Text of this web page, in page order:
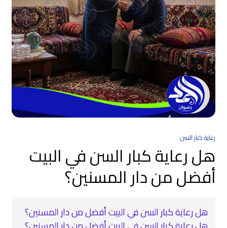
رعاية كبار السن
هل رعاية كبار السن في البيت
أفضل من دار المسنين؟
هل رعاية كبار السن في البيت أفضل من دار المسنين؟